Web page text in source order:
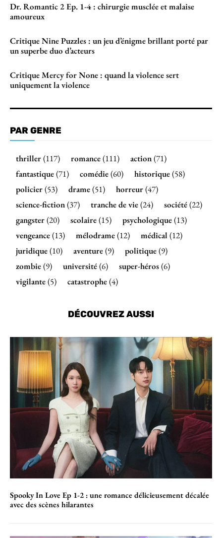
Dr. Romantic 2 Ep. 1-4 : chirurgie musclée et malaise
amoureux
Critique Nine Puzzles : un jeu d’énigme brillant porté par
un superbe duo d’acteurs
Critique Mercy for None : quand la violence sert
uniquement la violence
PAR GENRE
thriller(117) romance(111) action(71)
fantastique(71) comédie(60) historique(58)
policier(53) drame(51) horreur(47)
science-fiction(37) tranche de vie(24) société(22)
gangster(20) scolaire(15) psychologique(13)
vengeance(13) mélodrame(12) médical(12)
juridique(10) aventure(9) politique(9)
zombie(9) université(6) super-héros(6)
vigilante(5) catastrophe(4)
DÉCOUVREZ AUSSI
Spooky In Love Ep 1-2 : une romance délicieusement décalée
avec des scènes hilarantes